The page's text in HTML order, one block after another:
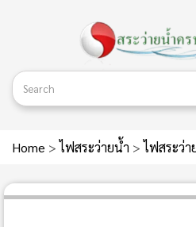
Home > ไฟสระว่ายน้ำ > ไฟสระว่